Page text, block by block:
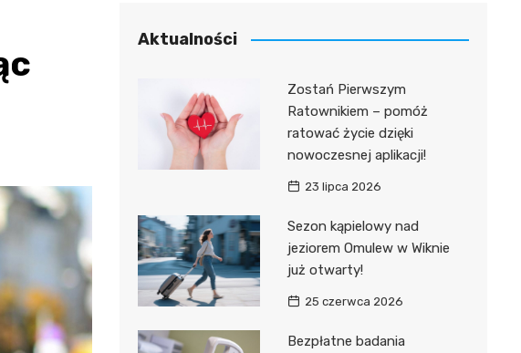
Aktualności
Zostań Pierwszym
Ratownikiem – pomóż
ratować życie dzięki
nowoczesnej aplikacji!
23 lipca 2026
Sezon kąpielowy nad
jeziorem Omulew w Wiknie
już otwarty!
25 czerwca 2026
Bezpłatne badania